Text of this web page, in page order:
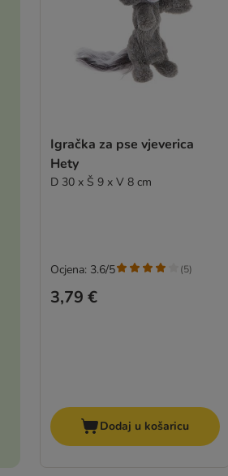
Igračka za pse vjeverica
Hety
D 30 x Š 9 x V 8 cm
3,79 €
Ocjena: 3.6/5 (5)
Dodaj u košaricu